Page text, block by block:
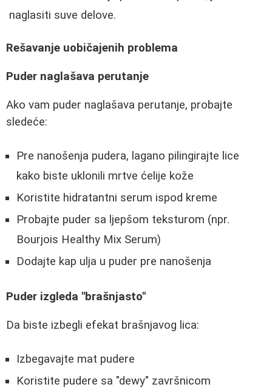
naglasiti suve delove.
Rešavanje uobičajenih problema
Puder naglašava perutanje
Ako vam puder naglašava perutanje, probajte
sledeće:
Pre nanošenja pudera, lagano pilingirajte lice
kako biste uklonili mrtve ćelije kože
Koristite hidratantni serum ispod kreme
Probajte puder sa ljepšom teksturom (npr.
Bourjois Healthy Mix Serum)
Dodajte kap ulja u puder pre nanošenja
Puder izgleda "brašnjasto"
Da biste izbegli efekat brašnjavog lica:
Izbegavajte mat pudere
Koristite pudere sa "dewy" završnicom